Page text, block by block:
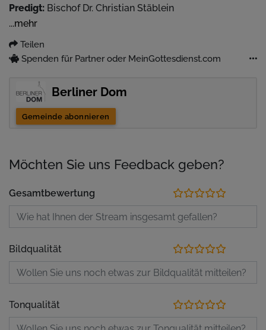
Predigt: Bischof Dr. Christian Stäblein
Musik:
...mehr
Teilen
Spenden für Partner oder MeinGottesdienst.com
Berliner Dom
Gemeinde abonnieren
Möchten Sie uns Feedback geben?
Gesamtbewertung
Bildqualität
Tonqualität